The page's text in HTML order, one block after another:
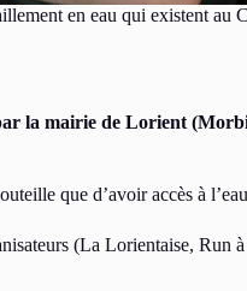
en eau qui existent au
mairie de Lorient
que d’avoir accès à
(La Lorientaise,